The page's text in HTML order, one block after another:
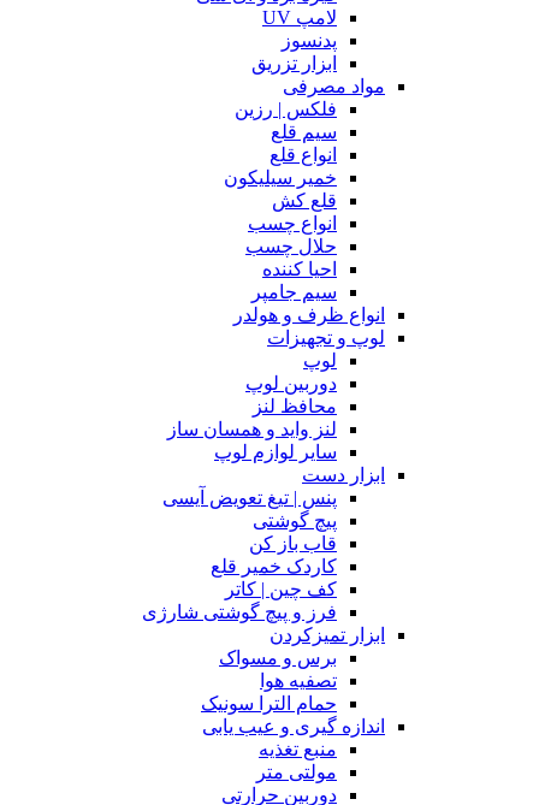
لامپ UV
پدنسوز
ابزار تزریق
مواد مصرفی
فلکس | رزین
سیم قلع
انواع قلع
خمیر سیلیکون
قلع کش
انواع چسب
حلال چسب
احیا کننده
سیم جامپر
انواع ظرف و هولدر
لوپ و تجهیزات
لوپ
دوربین لوپ
محافظ لنز
لنز واید و همسان ساز
سایر لوازم لوپ
ابزار دست
پنس | تیغ تعویض آیسی
پیچ گوشتی
قاب باز کن
کاردک خمیر قلع
کف چین | کاتر
فرز و پیچ گوشتی شارژی
ابزار تمیزکردن
برس و مسواک
تصفیه هوا
حمام الترا سونیک
اندازه گیری و عیب یابی
منبع تغذیه
مولتی متر
دوربین حرارتی